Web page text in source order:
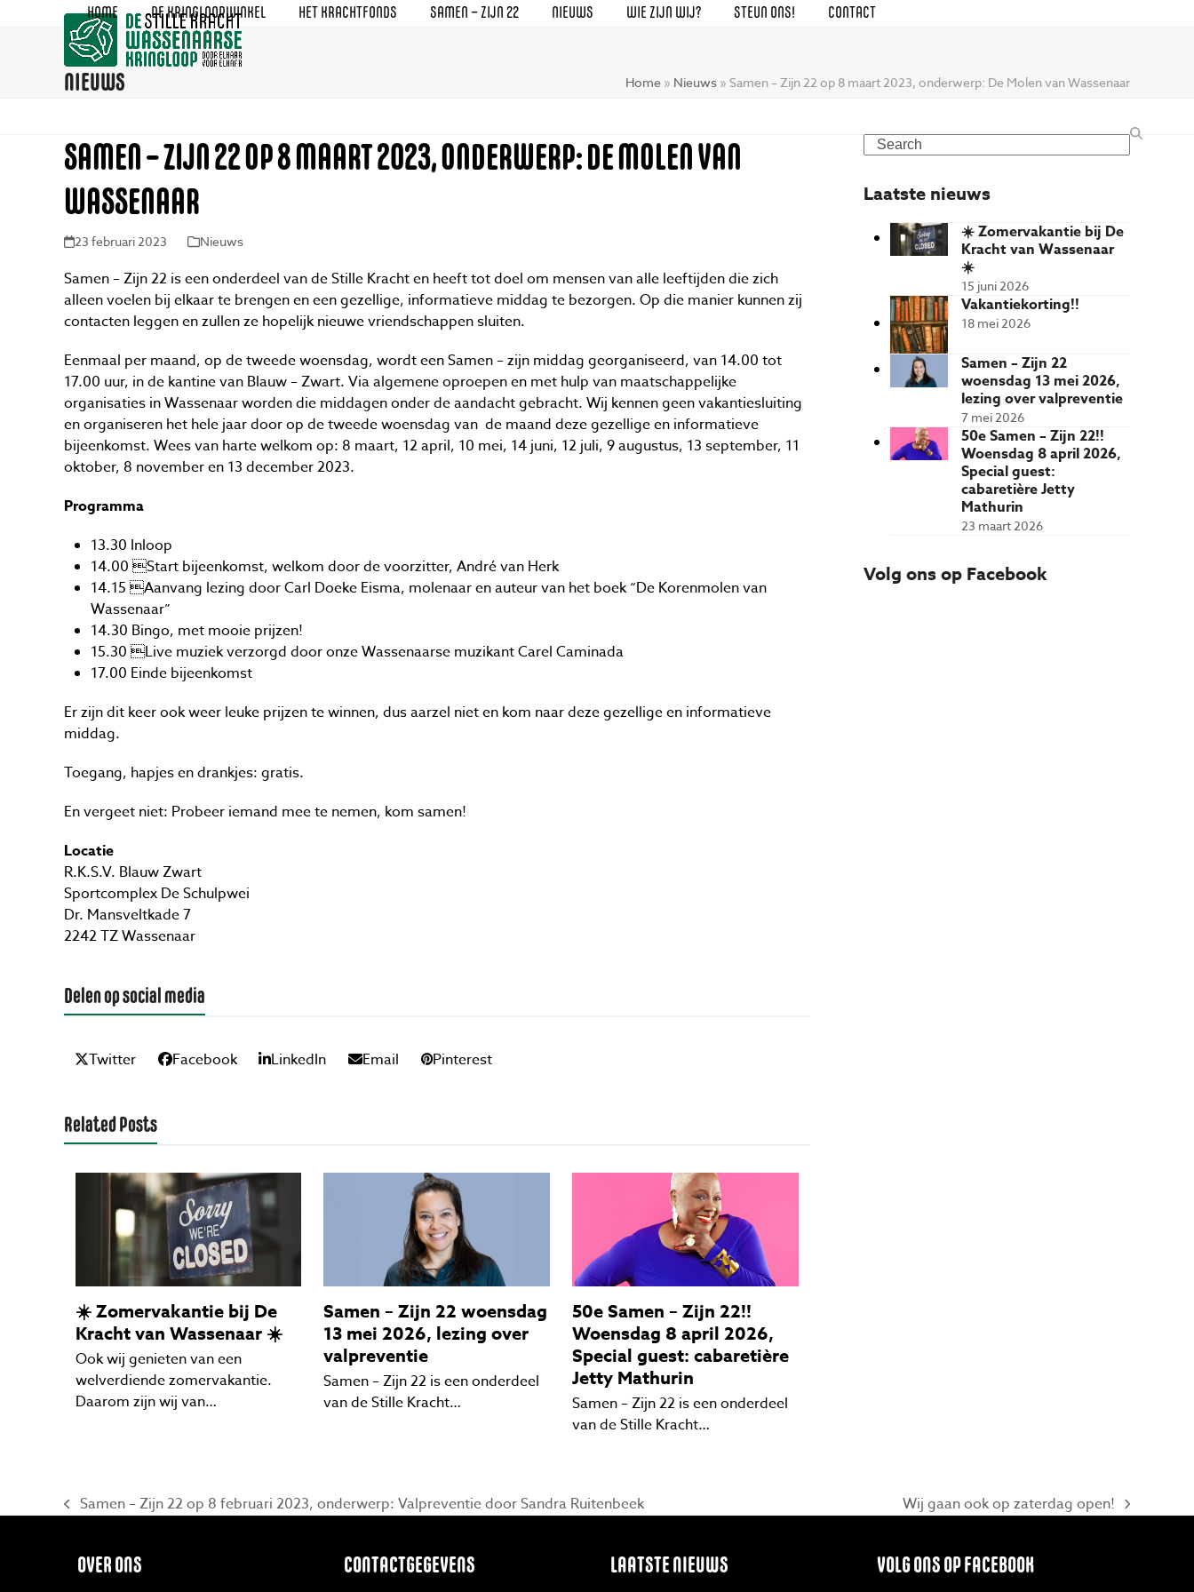
HOME DE KRINGLOOPWINKEL HET KRACHTFONDS SAMEN – ZIJN 22 NIEUWS WIE ZIJN WIJ? STEUN ONS! CONTACT
NIEUWS Home » Nieuws » Samen – Zijn 22 op 8 maart 2023, onderwerp: De Molen van Wassenaar
SAMEN – ZIJN 22 OP 8 MAART 2023, ONDERWERP: DE MOLEN VAN
WASSENAAR
23 februari 2023 Nieuws
Samen – Zijn 22 is een onderdeel van de Stille Kracht en heeft tot doel om mensen van alle leeftijden die zich
alleen voelen bij elkaar te brengen en een gezellige, informatieve middag te bezorgen. Op die manier kunnen zij
contacten leggen en zullen ze hopelijk nieuwe vriendschappen sluiten.
Eenmaal per maand, op de tweede woensdag, wordt een Samen – zijn middag georganiseerd, van 14.00 tot
17.00 uur, in de kantine van Blauw – Zwart. Via algemene oproepen en met hulp van maatschappelijke
organisaties in Wassenaar worden die middagen onder de aandacht gebracht. Wij kennen geen vakantiesluiting
en organiseren het hele jaar door op de tweede woensdag van de maand deze gezellige en informatieve
bijeenkomst. Wees van harte welkom op: 8 maart, 12 april, 10 mei, 14 juni, 12 juli, 9 augustus, 13 september, 11
oktober, 8 november en 13 december 2023.
Programma
13.30 Inloop
14.00 Start bijeenkomst, welkom door de voorzitter, André van Herk
14.15 Aanvang lezing door Carl Doeke Eisma, molenaar en auteur van het boek “De Korenmolen van
Wassenaar”
14.30 Bingo, met mooie prijzen!
15.30 Live muziek verzorgd door onze Wassenaarse muzikant Carel Caminada
17.00 Einde bijeenkomst
Er zijn dit keer ook weer leuke prijzen te winnen, dus aarzel niet en kom naar deze gezellige en informatieve
middag.
Toegang, hapjes en drankjes: gratis.
En vergeet niet: Probeer iemand mee te nemen, kom samen!
Locatie
R.K.S.V. Blauw Zwart
Sportcomplex De Schulpwei
Dr. Mansveltkade 7
2242 TZ Wassenaar
Delen op social media
Twitter Facebook LinkedIn Email Pinterest
Related Posts
☀️ Zomervakantie bij De
Kracht van Wassenaar ☀️
Ook wij genieten van een
welverdiende zomervakantie.
Daarom zijn wij van…
Samen – Zijn 22 woensdag
13 mei 2026, lezing over
valpreventie
Samen – Zijn 22 is een onderdeel
van de Stille Kracht…
50e Samen – Zijn 22!!
Woensdag 8 april 2026,
Special guest: cabaretière
Jetty Mathurin
Samen – Zijn 22 is een onderdeel
van de Stille Kracht…
Search
Laatste nieuws
☀️ Zomervakantie bij De
Kracht van Wassenaar
☀️
15 juni 2026
Vakantiekorting!!
18 mei 2026
Samen – Zijn 22
woensdag 13 mei 2026,
lezing over valpreventie
7 mei 2026
50e Samen – Zijn 22!!
Woensdag 8 april 2026,
Special guest:
cabaretière Jetty
Mathurin
23 maart 2026
Volg ons op Facebook
previous
Samen – Zijn 22 op 8 februari 2023, onderwerp: Valpreventie door Sandra Ruitenbeek
next
Wij gaan ook op zaterdag open!
OVER ONS CONTACTGEGEVENS LAATSTE NIEUWS VOLG ONS OP FACEBOOK